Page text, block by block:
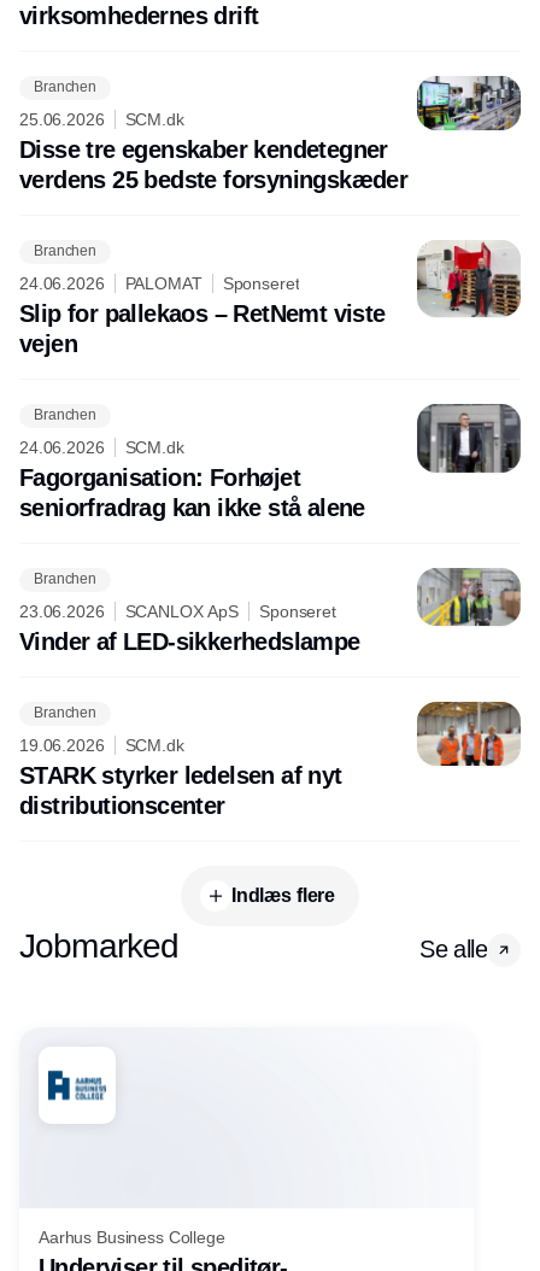
virksomhedernes drift
Branchen
25.06.2026 SCM.dk
Disse tre egenskaber kendetegner
verdens 25 bedste forsyningskæder
Branchen
24.06.2026 PALOMAT Sponseret
Slip for pallekaos – RetNemt viste
vejen
Branchen
24.06.2026 SCM.dk
Fagorganisation: Forhøjet
seniorfradrag kan ikke stå alene
Branchen
23.06.2026 SCANLOX ApS Sponseret
Vinder af LED-sikkerhedslampe
Branchen
19.06.2026 SCM.dk
STARK styrker ledelsen af nyt
distributionscenter
Indlæs flere
Jobmarked Se alle
Aarhus Business College